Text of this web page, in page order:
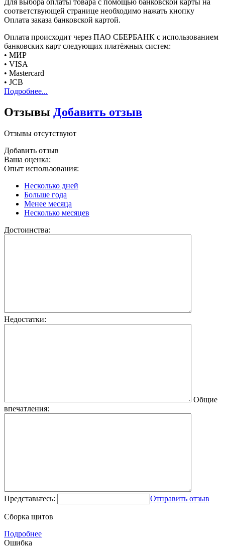
соответствующей странице необходимо нажать кнопку
Оплата заказа банковской картой.
Оплата происходит через ПАО СБЕРБАНК с использованием
банковских карт следующих платёжных систем:
• МИР
• VISA
• Mastercard
• JCB
Подробнее...
Отзывы Добавить отзыв
Отзывы отсутствуют
Добавить отзыв
Ваша оценка:
Опыт использования:
Несколько дней
Больше года
Менее месяца
Несколько месяцев
Достоинства:
Недостатки:
Общие
впечатления:
Представьтесь: Отправить отзыв
Сборка щитов
Подробнее
Ошибка